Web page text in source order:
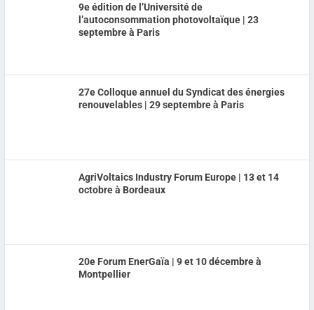
9e édition de l’Université de
l’autoconsommation photovoltaïque | 23
septembre à Paris
27e Colloque annuel du Syndicat des énergies
renouvelables | 29 septembre à Paris
AgriVoltaics Industry Forum Europe | 13 et 14
octobre à Bordeaux
20e Forum EnerGaïa | 9 et 10 décembre à
Montpellier